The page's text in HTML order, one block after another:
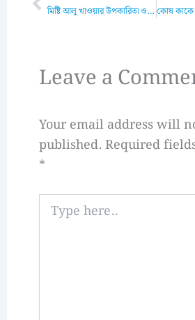
মিষ্টি আলু খাওয়ার উপকারিতা ও অপকারিতা ও সঠিক খাওয়ার নিয়ম
Leave a
Your email address will
published. Required
*
here..